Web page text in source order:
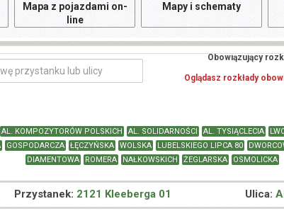
Mapa z pojazdami on-
line
Mapy i schematy
Obowiązujący
Oglądasz rozkłady
AL. KOMPOZYTORÓW POLSKICH AL. SOLIDARNOŚCI AL. TYSIĄCLECIA
GOSPODARCZA ŁĘCZYŃSKA WOLSKA LUBELSKIEGO LIPCA 80
DIAMENTOWA
ROMERA NAŁKOWSKICH ŻEGLARSKA OSMOLICKA
Przystanek: 2121 Kleeberga 01 Ulica: